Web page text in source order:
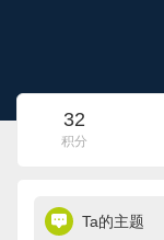
32
积分
Ta的主题